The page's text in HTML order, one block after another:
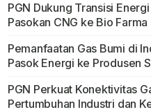
PGN Dukung Transisi
Pasokan CNG ke Bio Farma
Pemanfaatan Gas Bumi di
Pasok Energi ke Produsen
PGN Perkuat Konektivitas
Pertumbuhan Industri dan